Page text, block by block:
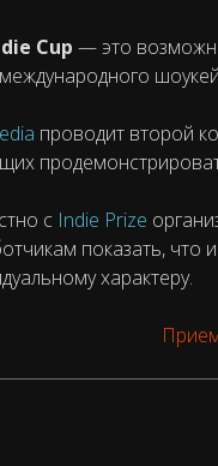
Cup — это
проводит второй
с Indie Prize
показать, что
характеру.